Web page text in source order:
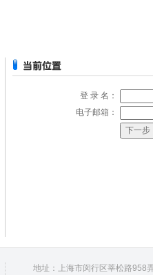
登 录 名：
电子邮箱：
地址：上海市闵行区莘松路